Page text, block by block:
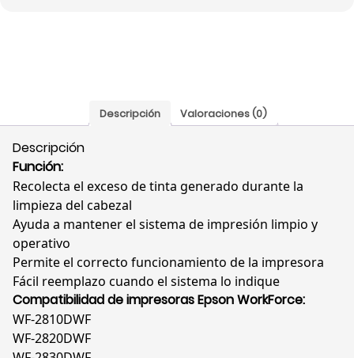
Descripción Valoraciones (0)
Descripción
Función:
Recolecta el exceso de tinta generado durante la
limpieza del cabezal
Ayuda a mantener el sistema de impresión limpio y
operativo
Permite el correcto funcionamiento de la impresora
Fácil reemplazo cuando el sistema lo indique
Compatibilidad de impresoras Epson WorkForce:
WF-2810DWF
WF-2820DWF